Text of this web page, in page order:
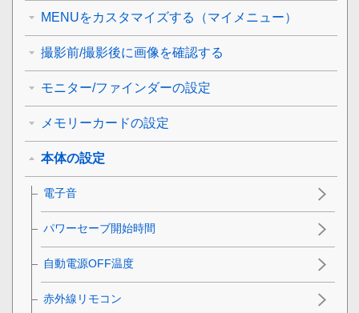
MENUをカスタマイズする（マイメニュー）
撮影前/撮影後に画像を確認する
モニター/ファインダーの設定
メモリーカードの設定
本体の設定
電子音
パワーセーブ開始時間
自動電源OFF温度
赤外線リモコン